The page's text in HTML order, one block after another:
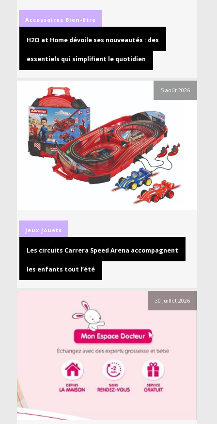
Accessoires Bien-être
H2O at Home dévoile ses nouveautés : des
essentiels qui simplifient le quotidien
5 août 2026
jeux jouets
Les circuits Carrera Speed Arena accompagnent
les enfants tout l’été
30 juillet 2026